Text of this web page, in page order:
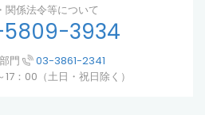
関係法令等について
3934
門
03-3861-2341
：00（土日・祝日除く）